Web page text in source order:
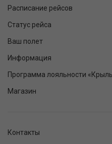
Расписание рейсов
Статус рейса
Ваш полет
Информация
Программа лояльности
Магазин
Контакты